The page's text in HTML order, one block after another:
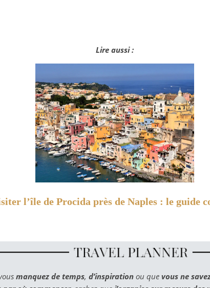
Lire aussi :
l’île de Procida près de Naples : le guide
manquez de temps,d’inspirationou quevous ne